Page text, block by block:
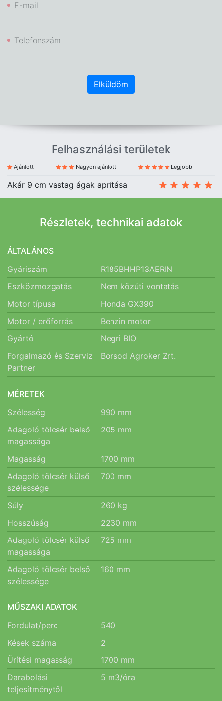
E-mail
Telefonszám
Elküldöm
Felhasználási területek
Ajánlott Nagyon ajánlott Legjobb
Akár 9 cm vastag ágak aprítása
Részletek, technikai adatok
ÁLTALÁNOS
Gyáriszám
R185BHHP13AERIN
Eszközmozgatás
Nem közúti vontatás
Motor típusa
Honda GX390
Motor / erőforrás
Benzin motor
Gyártó
Negri BIO
Forgalmazó és Szerviz
Partner
Borsod Agroker Zrt.
MÉRETEK
Szélesség
990 mm
Adagoló tölcsér belső
magassága
205 mm
Magasság 1700 mm
Adagoló tölcsér külső
szélessége
700 mm
Súly 260 kg
Hosszúság
2230 mm
Adagoló tölcsér külső
magassága
725 mm
Adagoló tölcsér belső
szélessége
160 mm
MŰSZAKI ADATOK
Fordulat/perc
540
Kések száma
2
Ürítési magasság
1700 mm
Darabolási
teljesítménytől
5 m3/óra